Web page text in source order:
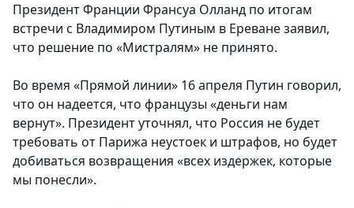
Президент Франции Франсуа Олланд по итогам
встречи с Владимиром Путиным в Ереване заявил,
что решение по «Мистралям» не принято.
Во время «Прямой линии» 16 апреля Путин говорил,
что он надеется, что французы «деньги нам
вернут». Президент уточнял, что Россия не будет
требовать от Парижа неустоек и штрафов, но будет
добиваться возвращения «всех издержек, которые
мы понесли».